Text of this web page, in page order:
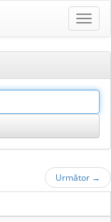
Următor →